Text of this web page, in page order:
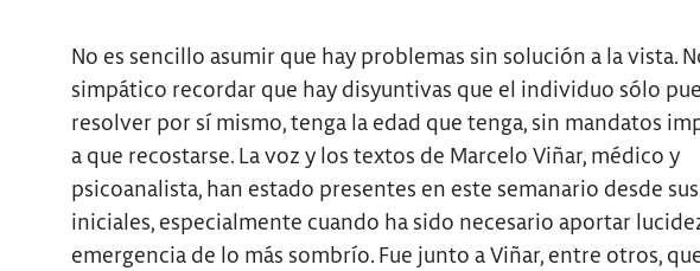
No es sencillo asumir que hay problemas sin solución a la vista.
simpático recordar que hay disyuntivas que el individuo sólo
resolver por sí mismo, tenga la edad que tenga, sin mandatos
a que recostarse. La voz y los textos de Marcelo Viñar, médico y
psicoanalista, han estado presentes en este semanario desde
iniciales, especialmente cuando ha sido necesario aportar
emergencia de lo más sombrío. Fue junto a Viñar, entre otros,